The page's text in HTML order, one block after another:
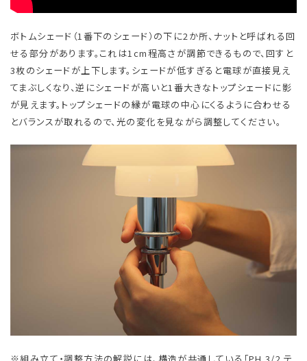
ボトムシェード（1番下のシェード）の下に2か所、ナットと呼ばれる回
せる部分があります。これは1cm程高さが調節できるもので、回すと
3枚のシェードが上下します。シェードが低すぎると電球が直接見え
てまぶしくなり、逆にシェードが高いと1番大きなトップシェードに影
が見えます。トップシェードの縁が電球の中心にくるように合わせる
とバランスが取れるので、光の変化を見ながら調整してください。